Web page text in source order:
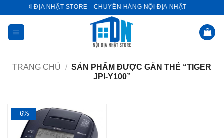
dung
NỘI ĐỊA NHẬT STORE - CHUYÊN HÀNG NỘI ĐỊA NHẬT
TRANG CHỦ / SẢN PHẨM ĐƯỢC GẮN THẺ “TIGER
JPI-Y100”
-6%